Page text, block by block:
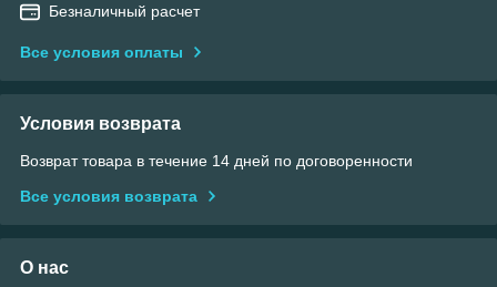
Безналичный расчет
Все условия оплаты
Условия возврата
Возврат товара в течение 14 дней по договоренности
Все условия возврата
О нас